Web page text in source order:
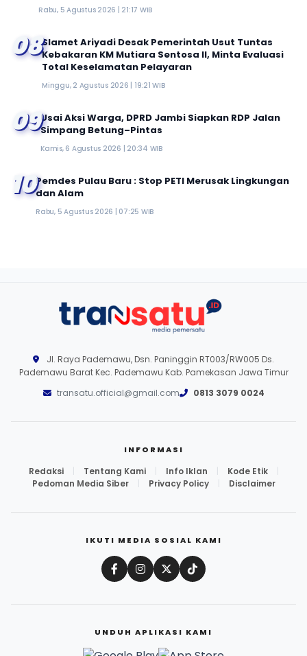
Rabu, 5 Agustus 2026 | 21:17 WIB
08Slamet Ariyadi Desak Pemerintah Usut Tuntas
Kebakaran KM Mutiara Sentosa II, Minta Evaluasi
Total Keselamatan Pelayaran
Minggu, 2 Agustus 2026 | 19:21 WIB
09Usai Aksi Warga, DPRD Jambi Siapkan RDP Jalan
Simpang Betung–Pintas
Kamis, 6 Agustus 2026 | 20:34 WIB
10Pemdes Pulau Baru : Stop PETI Merusak Lingkungan
dan Alam
Rabu, 5 Agustus 2026 | 07:25 WIB
Jl. Raya Pademawu, Dsn. Paninggin RT003/RW005 Ds.
Pademawu Barat Kec. Pademawu Kab. Pamekasan Jawa Timur
transatu.official@gmail.com
0813 3079 0024
INFORMASI
Redaksi Tentang Kami Info Iklan Kode Etik
Pedoman Media Siber
Privacy Policy Disclaimer
IKUTI MEDIA SOSIAL KAMI
UNDUH APLIKASI KAMI